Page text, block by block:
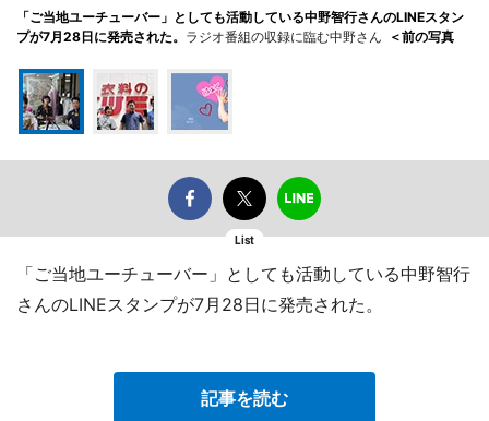
「ご当地ユーチューバー」としても活動している中野智行さんのLINEスタン
プが7月28日に発売された。 ラジオ番組の収録に臨む中野さん ＜前の写真
List
「ご当地ユーチューバー」としても活動している中野智行
さんのLINEスタンプが7月28日に発売された。
記事を読む